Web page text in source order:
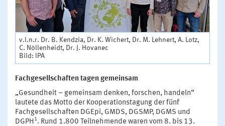
v.l.n.r. Dr. B. Kendzia, Dr. K. Wichert, Dr. M. Lehnert, A. Lotz,
C. Nöllenheidt, Dr. J. Hovanec
Bild: IPA
Fachgesellschaften tagen gemeinsam
„Gesundheit – gemeinsam denken, forschen, handeln“
lautete das Motto der Kooperationstagung der fünf
Fachgesellschaften DGEpi, GMDS, DGSMP, DGMS und
DGPH 1. Rund 1.800 Teilnehmende waren vom 8. bis 13.